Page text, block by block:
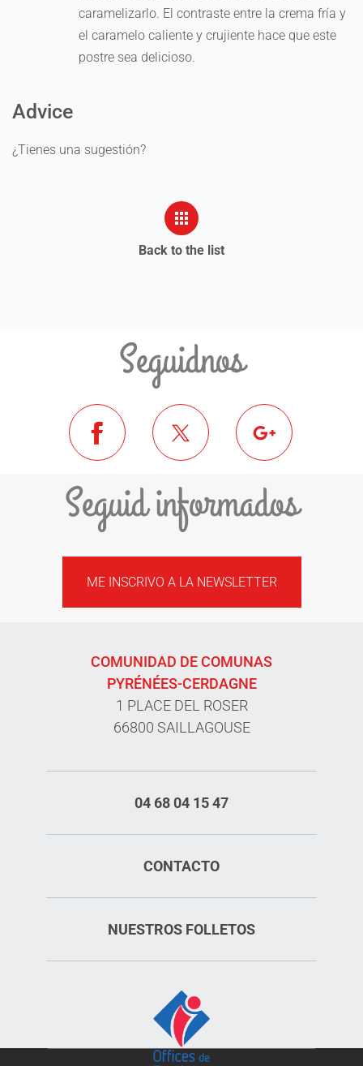
caramelizarlo. El contraste entre la crema fría y
el caramelo caliente y crujiente hace que este
postre sea delicioso.
Advice
¿Tienes una sugestión?
Back to the list
Seguidnos
Seguid informados
ME INSCRIVO A LA NEWSLETTER
COMUNIDAD DE COMUNAS
PYRÉNÉES-CERDAGNE
1 PLACE DEL ROSER
66800 SAILLAGOUSE
04 68 04 15 47
CONTACTO
NUESTROS FOLLETOS